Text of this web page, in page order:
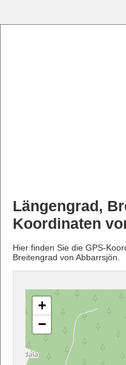
Längengrad,
Koordinaten
Hier finden Sie die GPS-
Breitengrad von Abbarrsjön.
+
−